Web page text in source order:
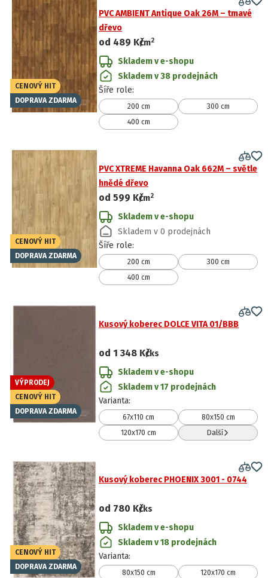
CENOVÝ HIT
DOPRAVA ZDARMA
PVC AMBIENT Antique Oak 26M – tmavé
dřevo
od 489 Kč
/m2
Skladem v e-shopu
Skladem v 38 prodejnách
Šíře role:
200 cm
300 cm
400 cm
CENOVÝ HIT
DOPRAVA ZDARMA
PVC XTREME Havanna Oak 662M – světle
hnědé dřevo
od 599 Kč
/m2
Skladem v e-shopu
Skladem v 0 prodejnách
Šíře role:
200 cm
300 cm
400 cm
VÝPRODEJ
CENOVÝ HIT
DOPRAVA ZDARMA
Kusový koberec DOLCE VITA 01/BBB
od 1 348 Kč/ks
Skladem v e-shopu
Skladem v 17 prodejnách
Varianta:
67x110 cm
80x150 cm
120x170 cm
Další
CENOVÝ HIT
DOPRAVA ZDARMA
Kusový koberec PHOENIX 3001 - 0744
od 780 Kč/ks
Skladem v e-shopu
Skladem v 18 prodejnách
Varianta:
80x150 cm
120x170 cm